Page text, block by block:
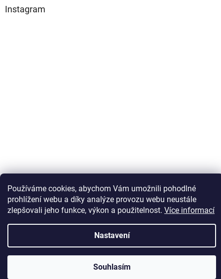
Používáme cookies, abychom Vám umožnili pohodlné
prohlížení webu a díky analýze provozu webu neustále
zlepšovali jeho funkce, výkon a použitelnost. Více informací
Nastavení
Souhlasím
Instagram
Sledovat na Instagramu
Copyright 2026Kaps comm. Všechna práva vyhrazena.